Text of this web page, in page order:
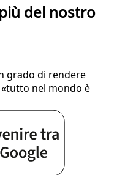
del nostro
grado di rendere
nel mondo è